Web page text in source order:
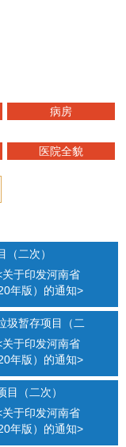
病房
医院全貌
二次）
于印发河南省
年版）的通知>
）和《商丘市立
知》（商立院字
圾暂存项目（二
于印发河南省
年版）的通知>
）和《商丘市立
》（商立院字
（二次）
于印发河南省
年版）的通知>